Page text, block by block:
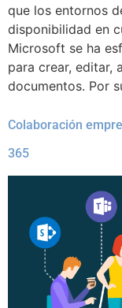
que los entornos
disponibilidad en
Microsoft se ha
para crear, editar,
documentos. Por
Colaboración
365